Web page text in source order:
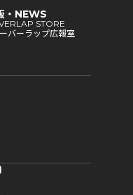
・NEWS
STORE
バーラップ広報室